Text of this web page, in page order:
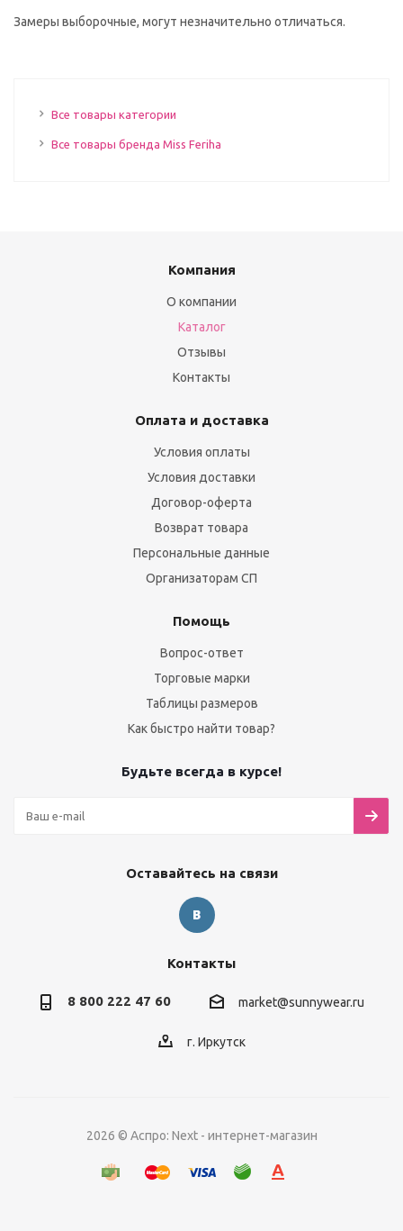
Замеры выборочные, могут незначительно отличаться.
Все товары категории
Все товары бренда Miss Feriha
Компания
О компании
Каталог
Отзывы
Контакты
Оплата и доставка
Условия оплаты
Условия доставки
Договор-оферта
Возврат товара
Персональные данные
Организаторам СП
Помощь
Вопрос-ответ
Торговые марки
Таблицы размеров
Как быстро найти товар?
Будьте всегда в курсе!
Оставайтесь на связи
Контакты
8 800 222 47 60 market@sunnywear.ru
г. Иркутск
2026 © Аспро: Next - интернет-магазин